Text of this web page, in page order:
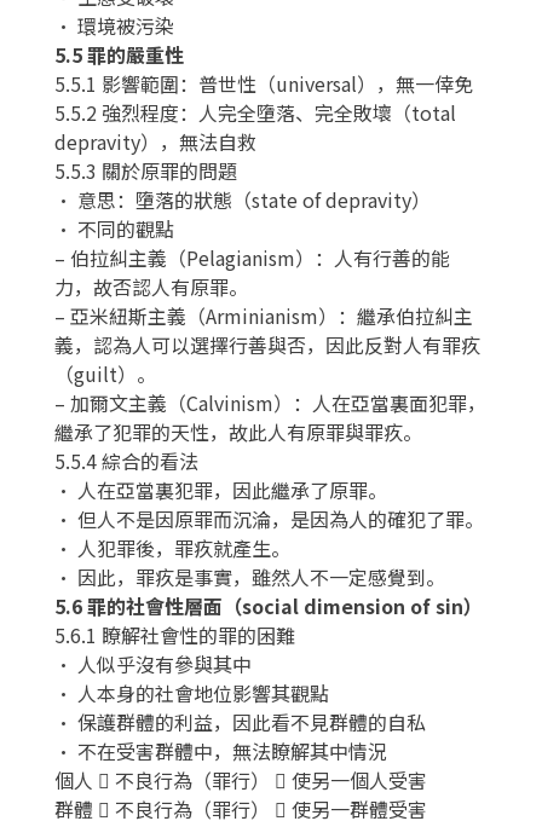
• 環境被污染
5.5 罪的嚴重性
5.5.1 影響範圍：普世性（universal），無一倖免
5.5.2 強烈程度：人完全墮落、完全敗壞（total
depravity），無法自救
5.5.3 關於原罪的問題
• 意思：墮落的狀態（state of depravity）
• 不同的觀點
– 伯拉糾主義（Pelagianism）：人有行善的能
力，故否認人有原罪。
– 亞米紐斯主義（Arminianism）：繼承伯拉糾主
義，認為人可以選擇行善與否，因此反對人有罪疚
（guilt）。
– 加爾文主義（Calvinism）：人在亞當裏面犯罪，
繼承了犯罪的天性，故此人有原罪與罪疚。
5.5.4 綜合的看法
• 人在亞當裏犯罪，因此繼承了原罪。
• 但人不是因原罪而沉淪，是因為人的確犯了罪。
• 人犯罪後，罪疚就產生。
• 因此，罪疚是事實，雖然人不一定感覺到。
5.6 罪的社會性層面（social dimension of sin）
5.6.1 瞭解社會性的罪的困難
• 人似乎沒有參與其中
• 人本身的社會地位影響其觀點
• 保護群體的利益，因此看不見群體的自私
• 不在受害群體中，無法瞭解其中情況
個人  不良行為（罪行）  使另一個人受害
群體  不良行為（罪行）  使另一群體受害